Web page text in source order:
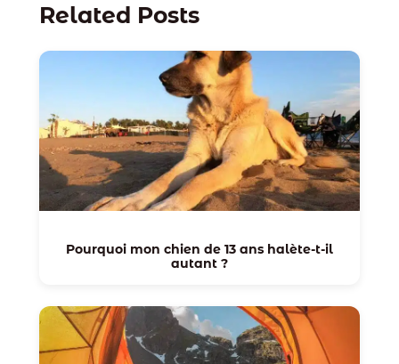
Related Posts
Pourquoi mon chien de 13 ans halète-t-il
autant ?